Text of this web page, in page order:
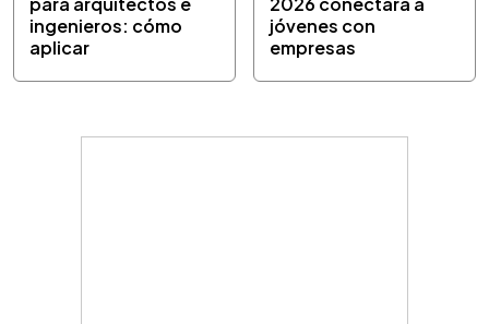
ingenieros: cómo
aplicar
jóvenes con
empresas